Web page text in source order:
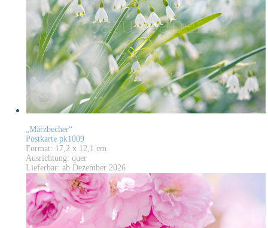
„Märzbecher“
Postkarte pk1009
Format: 17,2 x 12,1 cm
Ausrichtung: quer
Lieferbar: ab Dezember 2026